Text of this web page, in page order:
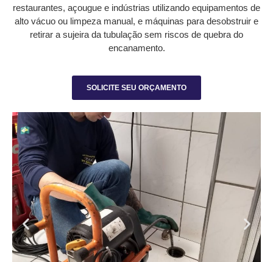
restaurantes, açougue e indústrias utilizando equipamentos de
alto vácuo ou limpeza manual, e máquinas para desobstruir e
retirar a sujeira da tubulação sem riscos de quebra do
encanamento.
SOLICITE SEU ORÇAMENTO